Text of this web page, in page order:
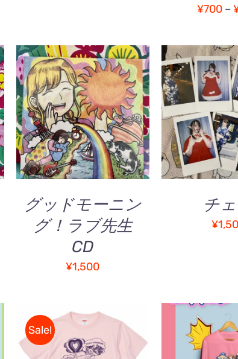
¥700 –
お買い物カゴに追加
/
QUICK VIEW
グッドモーニン
グ！ラブ先生
CD
¥1,500
お買い物カゴ
QUICK
チ
¥
Sale!